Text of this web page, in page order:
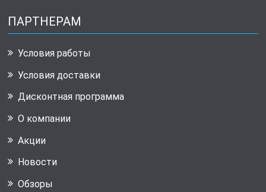
ПАРТНЕРАМ
Условия работы
Условия доставки
Дисконтная программа
О компании
Акции
Новости
Обзоры